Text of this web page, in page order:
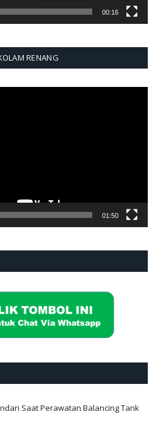
00:16
RENANG
01:50
Saat Perawatan Balancing Tank